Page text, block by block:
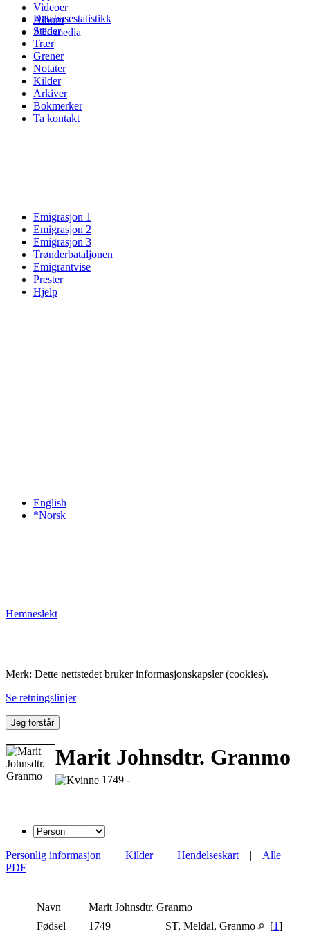
Videoer
Album
Alle media
Databasestatistikk
Steder
Trær
Grener
Notater
Kilder
Arkiver
Bokmerker
Ta kontakt
Emigrasjon 1
Emigrasjon 2
Emigrasjon 3
Trønderbataljonen
Emigrantvise
Prester
Hjelp
English
*Norsk
Hemneslekt
Merk: Dette nettstedet bruker informasjonskapsler (cookies).
Se retningslinjer
Jeg forstår
Marit Johnsdtr. Granmo
1749 -
Personlig informasjon | Kilder| Hendelseskart| Alle |
PDF
Navn Marit Johnsdtr. Granmo
Fødsel
1749 ST, Meldal, Granmo [1]